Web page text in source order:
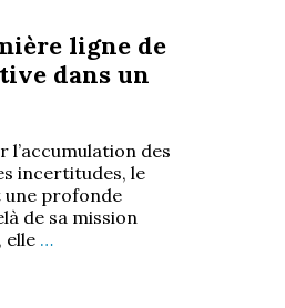
ligne de
dans un
l’accumulation des
incertitudes, le
une profonde
de sa mission
elle …